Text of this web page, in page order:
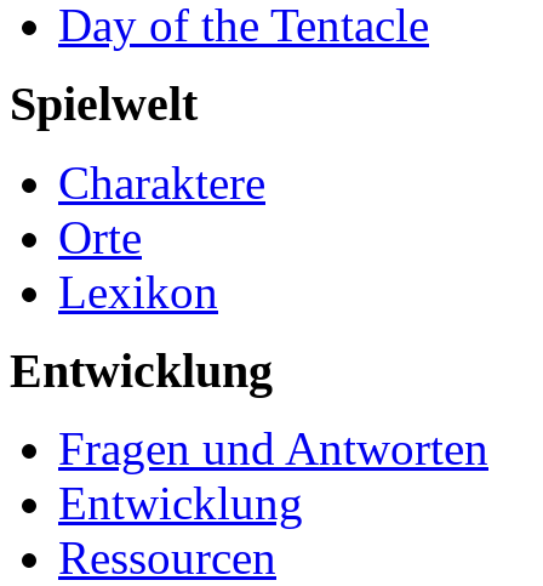
Day of the Tentacle
Spielwelt
Charaktere
Orte
Lexikon
Entwicklung
Fragen und Antworten
Entwicklung
Ressourcen